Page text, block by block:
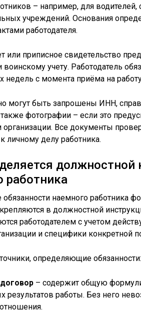
– например, для
учреждений. Основания
работодателя.
или приписное свидетельство
учету. Работодатель
недель с момента приёма на
могут быть запрошены ИНН,
фотографии – если это
Все документы
личному делу работника.
должностной
работника
наемного работника
в должностной
работодателем с учетом
и специфики конкретной
определяющие обязанности:
– содержит общую
результатов работы. Без него